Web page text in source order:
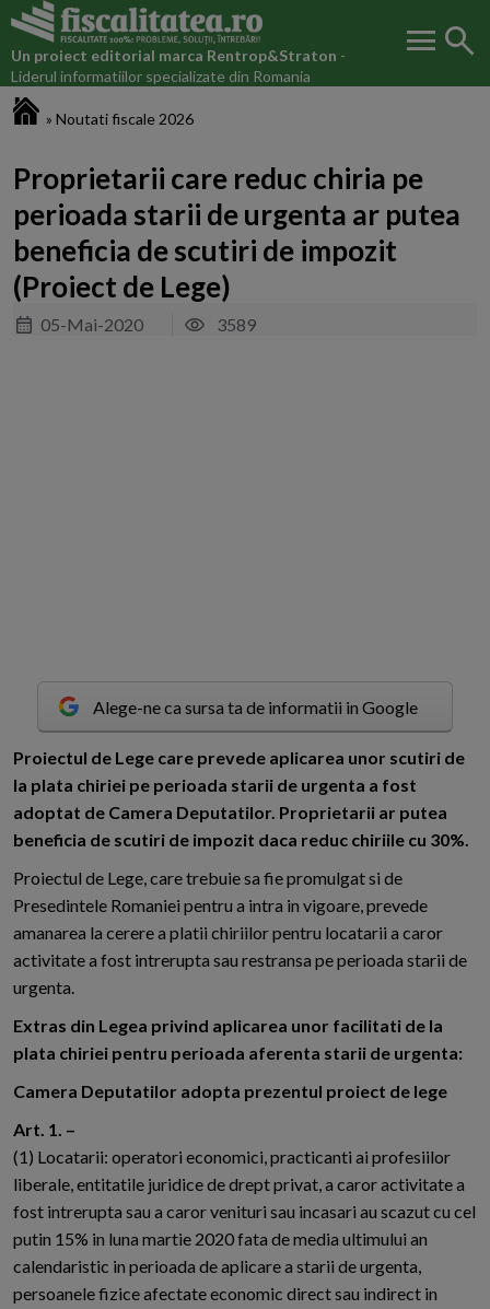
Un proiect editorial marca Rentrop&Straton -
Liderul informatiilor specializate din Romania
menu search
» Noutati fiscale 2026
Proprietarii care reduc chiria pe
perioada starii de urgenta ar putea
beneficia de scutiri de impozit
(Proiect de Lege)
05-Mai-2020 3589
Alege-ne ca sursa ta de informatii in Google
Proiectul de Lege care prevede aplicarea unor scutiri de
la plata chiriei pe perioada starii de urgenta a fost
adoptat de Camera Deputatilor. Proprietarii ar putea
beneficia de scutiri de impozit daca reduc chiriile cu 30%.
Proiectul de Lege, care trebuie sa fie promulgat si de
Presedintele Romaniei pentru a intra in vigoare, prevede
amanarea la cerere a platii chiriilor pentru locatarii a caror
activitate a fost intrerupta sau restransa pe perioada starii de
urgenta.
Extras din Legea privind aplicarea unor facilitati de la
plata chiriei pentru perioada aferenta starii de urgenta:
Camera Deputatilor adopta prezentul proiect de lege
Art. 1. –
(1) Locatarii: operatori economici, practicanti ai profesiilor
liberale, entitatile juridice de drept privat, a caror activitate a
fost intrerupta sau a caror venituri sau incasari au scazut cu cel
putin 15% in luna martie 2020 fata de media ultimului an
calendaristic in perioada de aplicare a starii de urgenta,
persoanele fizice afectate economic direct sau indirect in